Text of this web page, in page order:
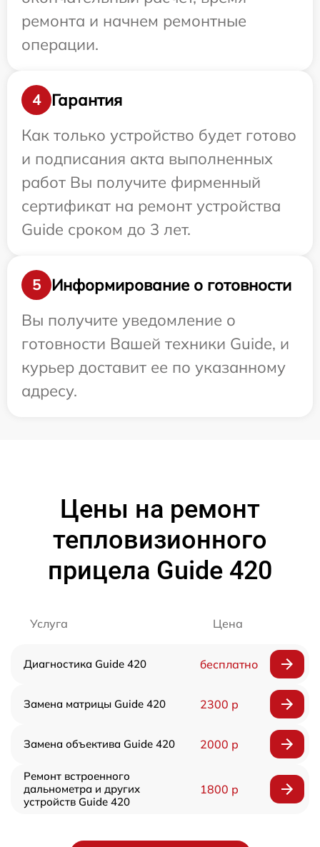
ремонта и начнем ремонтные
операции.
4
Гарантия
Как только устройство будет готово
и подписания акта выполненных
работ Вы получите фирменный
сертификат на ремонт устройства
Guide сроком до 3 лет.
5
Информирование о готовности
Вы получите уведомление о
готовности Вашей техники Guide, и
курьер доставит ее по указанному
адресу.
Цены на ремонт
тепловизионного
прицела Guide 420
Услуга Цена
Диагностика Guide 420 бесплатно
Замена матрицы Guide 420 2300 р
Замена объектива Guide 420 2000 р
Ремонт встроенного
дальнометра и других
устройств Guide 420
1800 р